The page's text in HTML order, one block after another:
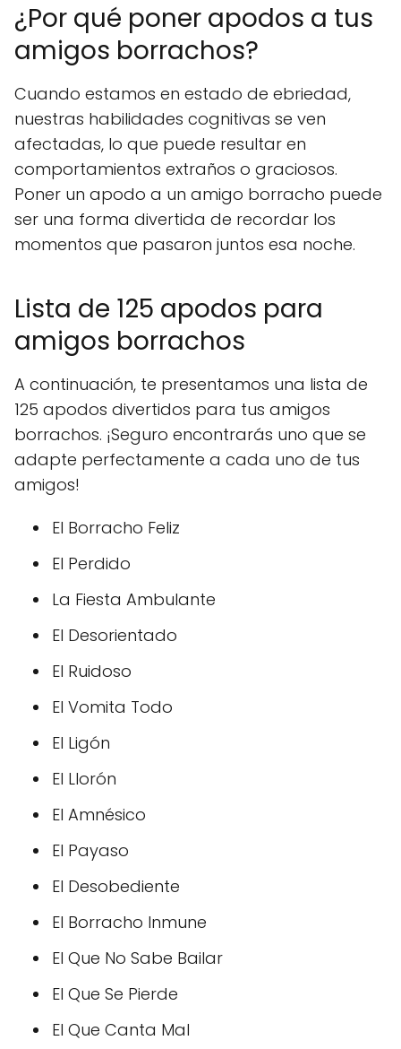
¿Por qué poner apodos a tus
amigos borrachos?
Cuando estamos en estado de ebriedad,
nuestras habilidades cognitivas se ven
afectadas, lo que puede resultar en
comportamientos extraños o graciosos.
Poner un apodo a un amigo borracho puede
ser una forma divertida de recordar los
momentos que pasaron juntos esa noche.
Lista de 125 apodos para
amigos borrachos
A continuación, te presentamos una lista de
125 apodos divertidos para tus amigos
borrachos. ¡Seguro encontrarás uno que se
adapte perfectamente a cada uno de tus
amigos!
El Borracho Feliz
El Perdido
La Fiesta Ambulante
El Desorientado
El Ruidoso
El Vomita Todo
El Ligón
El Llorón
El Amnésico
El Payaso
El Desobediente
El Borracho Inmune
El Que No Sabe Bailar
El Que Se Pierde
El Que Canta Mal